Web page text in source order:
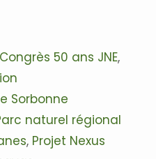
Congrès 50 ans JNE,
Sorbonne
naturel régional
, Projet Nexus